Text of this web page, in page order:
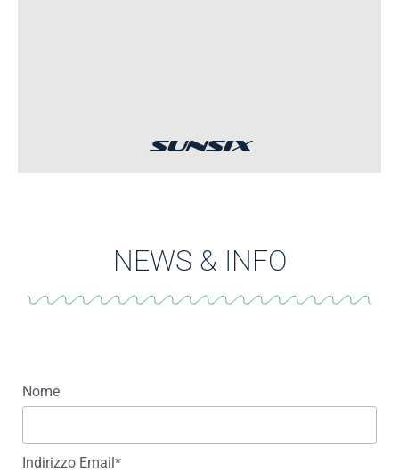
SUNSIX
NEWS & INFO
Nome
Indirizzo Email*